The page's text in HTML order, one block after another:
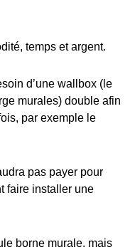
temps et argent.
d’une wallbox (le
murales) double afin
par exemple le
pas payer pour
faire installer une
borne murale, mais